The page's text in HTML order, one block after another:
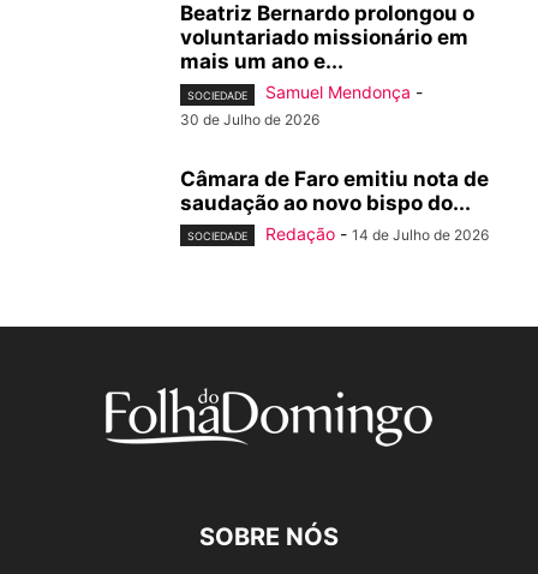
Beatriz Bernardo prolongou o
voluntariado missionário em
mais um ano e...
SOCIEDADE Samuel Mendonça -
30 de Julho de 2026
Câmara de Faro emitiu nota de
saudação ao novo bispo do...
SOCIEDADE Redação - 14 de Julho de 2026
SOBRE NÓS